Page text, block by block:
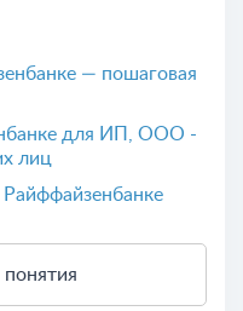
— пошаговая
для ИП, ООО -
лиц